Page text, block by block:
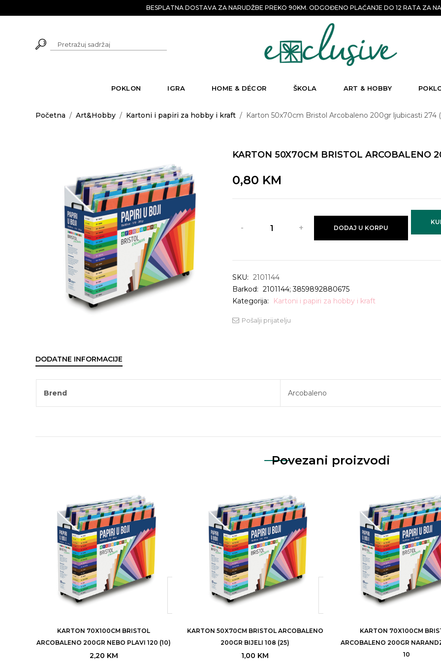
BESPLATNA DOSTAVA ZA NARUDŽBE PREKO 90KM. ODGOĐENO PLAĆANJE DO 12 RATA ZA
POKLON IGRA HOME & DÉCOR ŠKOLA ART & HOBBY
Početna / Art&Hobby / Kartoni i papiri za hobby i kraft / Karton 50x70cm Bristol Arcobaleno 200gr ljubicasti 274
KARTON 50X70CM BRISTOL ARCOBALENO
0,80 KM
DODAJ U KORPU
SKU: 2101144
Barkod: 2101144; 3859892880675
Kategorija:
Kartoni i papiri za hobby i kraft
Pošalji prijatelju
DODATNE INFORMACIJE
Brend Arcobaleno
Povezani proizvodi
KARTON 70X100CM BRISTOL
ARCOBALENO 200GR NEBO PLAVI 120 (10)
2,20 KM
KARTON 50X70CM BRISTOL ARCOBALENO
200GR BIJELI 108 (25)
1,00 KM
KARTON 70X100CM
ARCOBALENO 200GR
10